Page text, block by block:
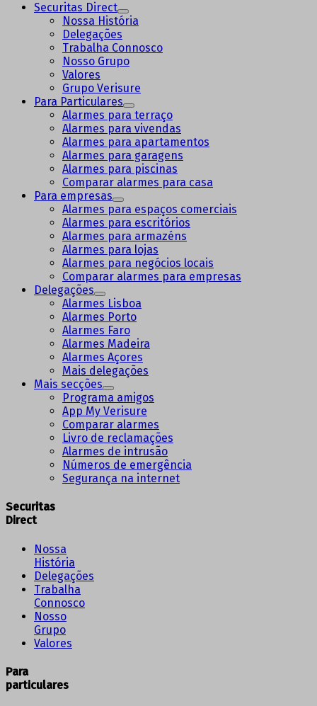
Securitas Direct
Nossa História
Delegações
Trabalha Connosco
Nosso Grupo
Valores
Grupo Verisure
Para Particulares
Alarmes para terraço
Alarmes para vivendas
Alarmes para apartamentos
Alarmes para garagens
Alarmes para piscinas
Comparar alarmes para casa
Para empresas
Alarmes para espaços comerciais
Alarmes para escritórios
Alarmes para armazéns
Alarmes para lojas
Alarmes para negócios locais
Comparar alarmes para empresas
Delegações
Alarmes Lisboa
Alarmes Porto
Alarmes Faro
Alarmes Madeira
Alarmes Açores
Mais delegações
Mais secções
Programa amigos
App My Verisure
Comparar alarmes
Livro de reclamações
Alarmes de intrusão
Números de emergência
Segurança na internet
Securitas
Direct
Nossa
História
Delegações
Trabalha
Connosco
Nosso
Grupo
Valores
Para
particulares